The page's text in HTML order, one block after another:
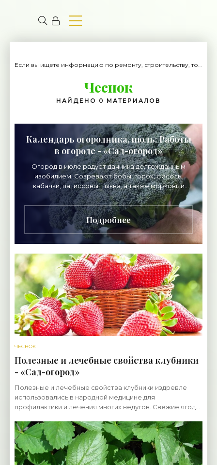
Если вы ищете информацию по ремонту, строительству, то вы попали на нужный сайт.
Чеснок
НАЙДЕНО 0 МАТЕРИАЛОВ
Календарь огородника, июль: Работы
в огороде - «Сад-огород»
Огород в июле радует дачника долгожданным
изобилием. Созревают бобы, горох, фасоль,
кабачки, патиссоны, тыква, а также морковь и
редька летнего потребления, летняя редька. В
разгаре
Подробнее
ЧЕСНОК
Полезные и лечебные свойства клубники
- «Сад-огород»
Полезные и лечебные свойства клубники издревле
использовались в народной медицине для
профилактики и лечения многих недугов. Свежие ягоды
атеросклерозе,